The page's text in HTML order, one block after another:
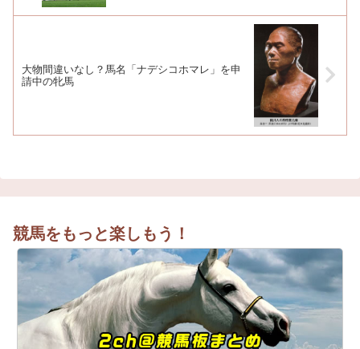
大物間違いなし？馬名「ナデシコホマレ」を申
請中の牝馬
競馬をもっと楽しもう！